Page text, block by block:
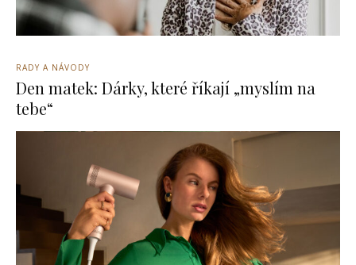
RADY A NÁVODY
Den matek: Dárky, které říkají „myslím na
tebe“